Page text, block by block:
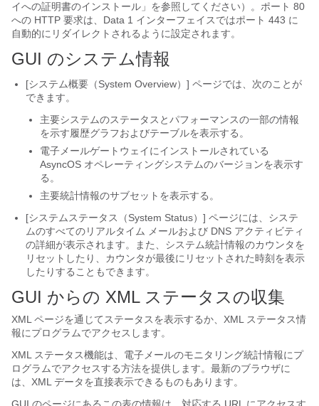
イへの証明書のインストール」を参照してください）。ポート 80
への HTTP 要求は、Data 1 インターフェイスではポート 443 に
自動的にリダイレクトされるように設定されます。
GUI のシステム情報
[システム概要（System Overview）] ページでは、次のことが
できます。
主要システムのステータスとパフォーマンスの一部の情報
を示す履歴グラフおよびテーブルを表示する。
電子メールゲートウェイにインストールされている
AsyncOS オペレーティングシステムのバージョンを表示す
る。
主要統計情報のサブセットを表示する。
[システムステータス（System Status）] ページには、システ
ムのすべてのリアルタイム メールおよび DNS アクティビティ
の詳細が表示されます。また、システム統計情報のカウンタを
リセットしたり、カウンタが最後にリセットされた時刻を表示
したりすることもできます。
GUI からの XML ステータスの収集
XML ページを通じてステータスを表示するか、XML ステータス情
報にプログラムでアクセスします。
XML ステータス機能は、電子メールのモニタリング統計情報にプ
ログラムでアクセスする方法を提供します。最新のブラウザに
は、XML データを直接表示できるものもあります。